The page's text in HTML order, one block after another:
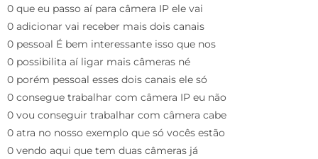
0 que eu passo aí para câmera IP ele vai
0 adicionar vai receber mais dois canais
0 pessoal É bem interessante isso que nos
0 possibilita aí ligar mais câmeras né
0 porém pessoal esses dois canais ele só
0 consegue trabalhar com câmera IP eu não
0 vou conseguir trabalhar com câmera cabe
0 atra no nosso exemplo que só vocês estão
0 vendo aqui que tem duas câmeras já